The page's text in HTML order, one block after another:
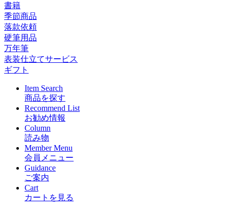
書籍
季節商品
落款依頼
硬筆用品
万年筆
表装仕立てサービス
ギフト
Item Search
商品を探す
Recommend List
お勧め情報
Column
読み物
Member Menu
会員メニュー
Guidance
ご案内
Cart
カートを見る